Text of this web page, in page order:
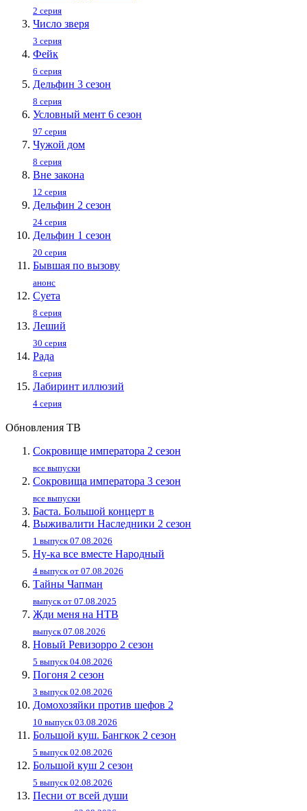
2 серия
Число зверя
3 серия
Фейк
6 серия
Дельфин 3 сезон
8 серия
Условный мент 6 сезон
97 серия
Чужой дом
8 серия
Вне закона
12 серия
Дельфин 2 сезон
24 серия
Дельфин 1 сезон
20 серия
Бывшая по вызову
анонс
Суета
8 серия
Леший
30 серия
Рада
8 серия
Лабиринт иллюзий
4 серия
Обновления ТВ
Сокровище императора 2 сезон
все выпуски
Сокровища императора 3 сезон
все выпуски
Баста. Большой концерт в
Выживалити Наследники 2 сезон
1 выпуск 07.08.2026
Ну-ка все вместе Народный
4 выпуск от 07.08.2026
Тайны Чапман
выпуск от 07.08.2025
Жди меня на НТВ
выпуск 07.08.2026
Новый Ревизорро 2 сезон
5 выпуск 04.08.2026
Погоня 2 сезон
3 выпуск 02.08.2026
Домохозяйки против шефов 2
10 выпуск 03.08.2026
Большой куш. Бангкок 2 сезон
5 выпуск 02.08.2026
Большой куш 2 сезон
5 выпуск 02.08.2026
Песни от всей души